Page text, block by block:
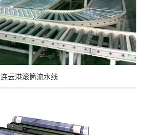
连云港滚筒流水线